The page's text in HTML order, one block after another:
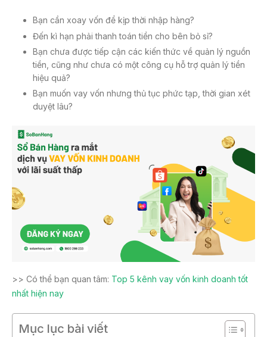
Bạn cần xoay vốn để kịp thời nhập hàng?
Đến kì hạn phải thanh toán tiền cho bên bỏ sỉ?
Bạn chưa được tiếp cận các kiến thức về quản lý nguồn
tiền, cũng như chưa có một công cụ hỗ trợ quản lý tiền
hiệu quả?
Bạn muốn vay vốn nhưng thủ tục phức tạp, thời gian xét
duyệt lâu?
>> Có thể bạn quan tâm: Top 5 kênh vay vốn kinh doanh tốt
nhất hiện nay
Mục lục bài viết